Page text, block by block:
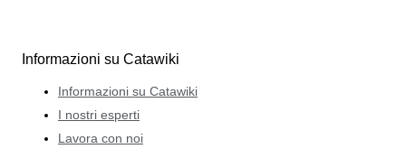
Informazioni su Catawiki
Informazioni su Catawiki
I nostri esperti
Lavora con noi